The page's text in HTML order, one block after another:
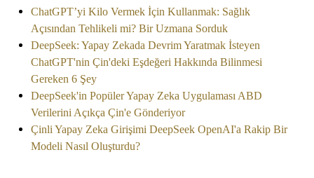
ChatGPT’yi Kilo Vermek İçin Kullanmak: Sağlık
Açısından Tehlikeli mi? Bir Uzmana Sorduk
DeepSeek: Yapay Zekada Devrim Yaratmak İsteyen
ChatGPT'nin Çin'deki Eşdeğeri Hakkında Bilinmesi
Gereken 6 Şey
DeepSeek'in Popüler Yapay Zeka Uygulaması ABD
Verilerini Açıkça Çin'e Gönderiyor
Çinli Yapay Zeka Girişimi DeepSeek OpenAI'a Rakip Bir
Modeli Nasıl Oluşturdu?